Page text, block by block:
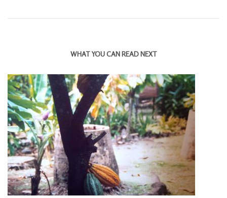
WHAT YOU CAN READ NEXT